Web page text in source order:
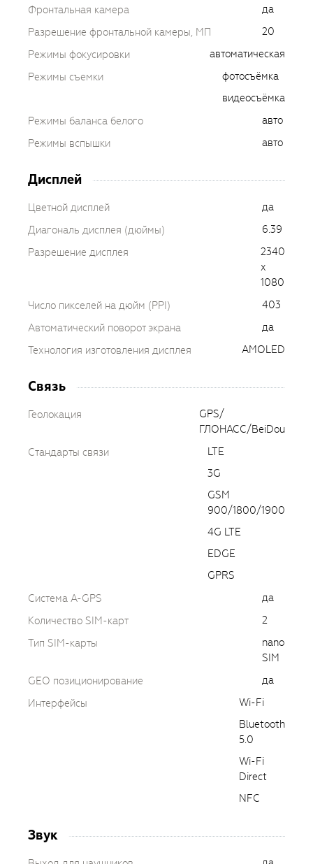
Фронтальная камера
да
Разрешение фронтальной камеры, МП
20
Режимы фокусировки
автоматическая
Режимы съемки
фотосъёмка
видеосъёмка
Режимы баланса белого
авто
Режимы вспышки
авто
Дисплей
Цветной дисплей
да
Диагональ дисплея (дюймы)
6.39
Разрешение дисплея
2340
x
1080
Число пикселей на дюйм (PPI)
403
Автоматический поворот экрана
да
Технология изготовления дисплея
AMOLED
Связь
Геолокация
GPS/
ГЛОНАСС/BeiDou
Стандарты связи
LTE
3G
GSM
900/1800/1900
4G LTE
EDGE
GPRS
Cистема A-GPS
да
Количество SIM-карт
2
Тип SIM-карты
nano
SIM
GEO позиционирование
да
Интерфейсы
Wi-Fi
Bluetooth
5.0
Wi-Fi
Direct
NFC
Звук